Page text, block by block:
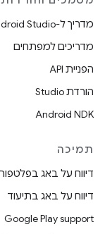
מדריך ל-Android Studio
מדריכים למפתחים
הפניית API
הורדת Studio
Android NDK
תמיכה
דיווח על באג
דיווח על באג בתיעוד
Google Play support